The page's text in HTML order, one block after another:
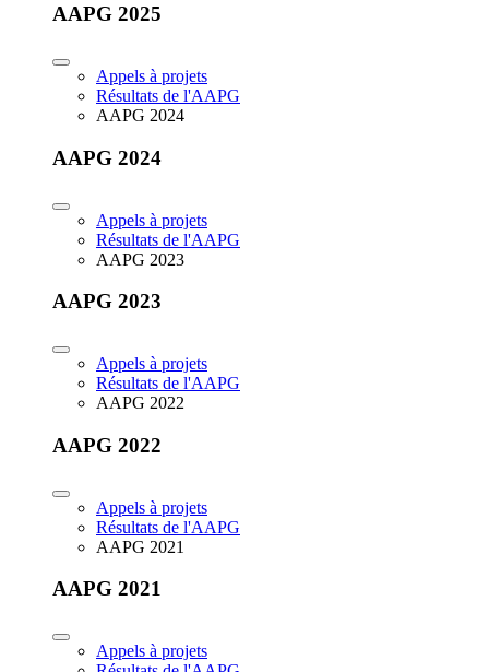
AAPG 2025
Appels à projets
Résultats de l'AAPG
AAPG 2024
AAPG 2024
Appels à projets
Résultats de l'AAPG
AAPG 2023
AAPG 2023
Appels à projets
Résultats de l'AAPG
AAPG 2022
AAPG 2022
Appels à projets
Résultats de l'AAPG
AAPG 2021
AAPG 2021
Appels à projets